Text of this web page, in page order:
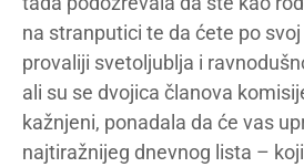
na stranputici te da ćete po
provaliji svetoljublja i
ali su se dvojica članova
kažnjeni, ponadala da će vas
najtiražnijeg dnevnog lista –